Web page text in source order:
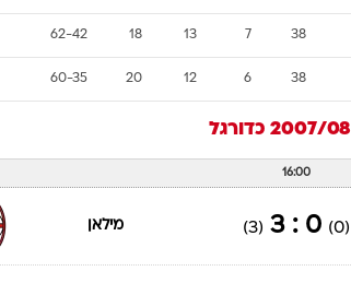
38
7
13
18
62-42
38
6
12
20
60-35
כדורגל
16:00
(0)
0 : 3
(3) מילאן